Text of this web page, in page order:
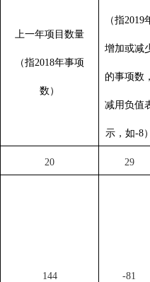
上一年项目数量
（指2018年事项
数 ）
（指2019
增加或减
的事项数
减用负值
示，如-8
20 29
144 -81